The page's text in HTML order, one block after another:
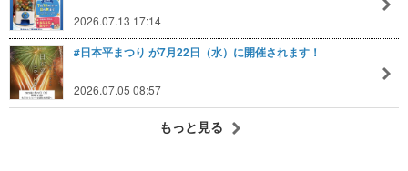
2026.07.13 17:14
#日本平まつり が7月22日（水）に開催されます！
2026.07.05 08:57
もっと見る